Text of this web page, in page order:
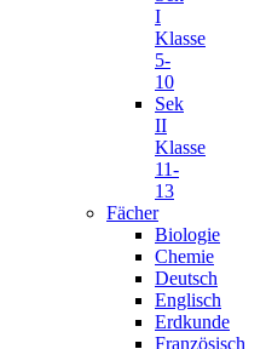
I
Klasse
5-
10
Sek
II
Klasse
11-
13
Fächer
Biologie
Chemie
Deutsch
Englisch
Erdkunde
Französisch